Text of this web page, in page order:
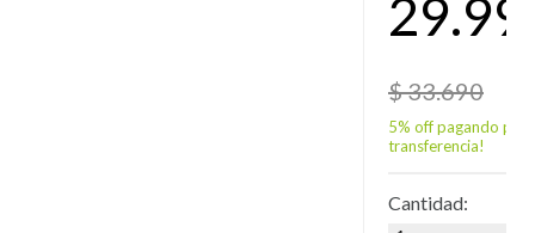
$ 33.690
5% off pagando por
transferencia!
Cantidad: